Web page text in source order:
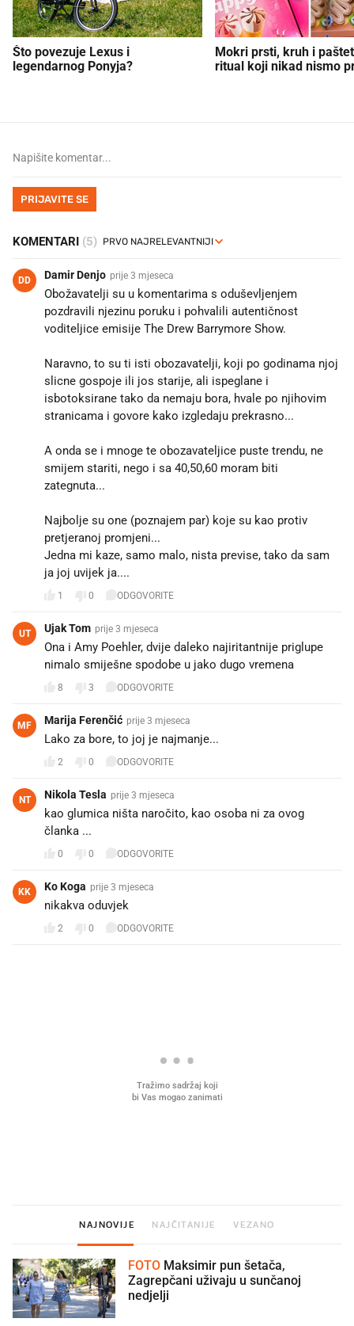
Što povezuje Lexus i
legendarnog Ponyja?
Mokri prsti, kruh i
ritual koji nikad nismo
PRIJAVITE SE
KOMENTARI (5)
DD Damir Denjo prije 3 mjeseca
Obožavatelji su u komentarima s oduševljenjem
pozdravili njezinu poruku i pohvalili autentičnost
voditeljice emisije The Drew Barrymore Show.
Naravno, to su ti isti obozavatelji, koji po godinama njoj
slicne gospoje ili jos starije, ali ispeglane i
isbotoksirane tako da nemaju bora, hvale po njihovim
stranicama i govore kako izgledaju prekrasno...
A onda se i mnoge te obozavateljice puste trendu, ne
smijem stariti, nego i sa 40,50,60 moram biti
zategnuta...
Najbolje su one (poznajem par) koje su kao protiv
pretjeranoj promjeni...
Jedna mi kaze, samo malo, nista previse, tako da sam
ja joj uvijek ja....
1 0 ODGOVORITE
UT Ujak Tom prije 3 mjeseca
Ona i Amy Poehler, dvije daleko najiritantnije priglupe
nimalo smiješne spodobe u jako dugo vremena
8 3 ODGOVORITE
MF Marija Ferenčić prije 3 mjeseca
Lako za bore, to joj je najmanje...
2 0 ODGOVORITE
NT Nikola Tesla prije 3 mjeseca
kao glumica ništa naročito, kao osoba ni za ovog
članka ...
0 0 ODGOVORITE
KK Ko Koga prije 3 mjeseca
nikakva oduvjek
2 0 ODGOVORITE
NAJNOVIJE NAJČITANIJE VEZANO
FOTO
Zagrepčani uživaju u sunčanoj
nedjelji